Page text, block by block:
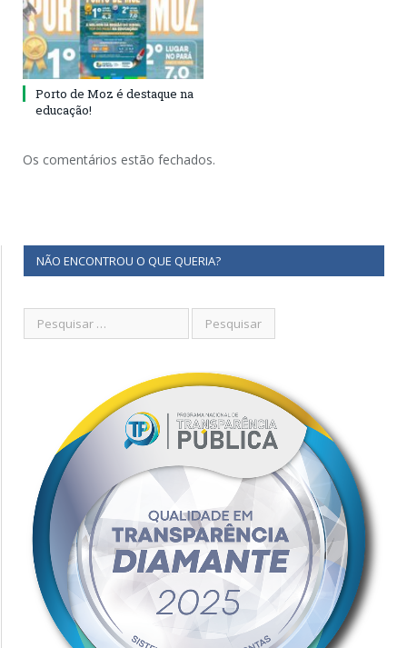
Porto de Moz é destaque na
educação!
Os comentários estão fechados.
NÃO ENCONTROU O QUE QUERIA?